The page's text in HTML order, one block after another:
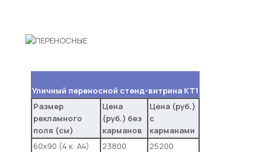
Уличный переносной стенд-витрина КТ1
Размер
рекламного
поля (см)
Цена
(руб.) без
карманов
Цена (руб.)
с
карманами
60х90 (4 к. А4)
23800 25200